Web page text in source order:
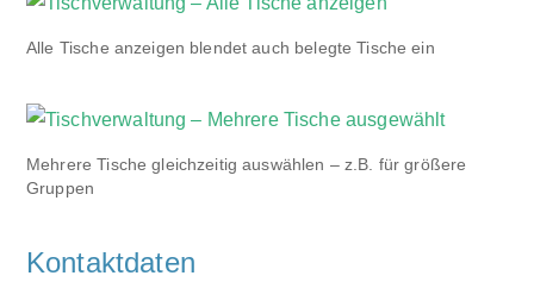
Alle Tische anzeigen blendet auch belegte Tische ein
Mehrere Tische gleichzeitig auswählen – z.B. für größere
Gruppen
Kontaktdaten